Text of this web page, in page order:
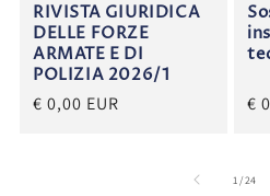
RIVISTA GIURIDICA
DELLE FORZE
ARMATE E DI
POLIZIA 2026/1
€ 0,00 EUR
€
1 /su
24